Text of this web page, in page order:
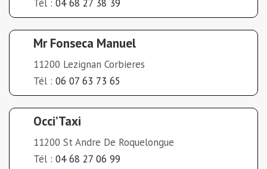
Tél : 04 68 27 38 39
Mr Fonseca Manuel
11200 Lezignan Corbieres
Tél : 06 07 63 73 65
Occi’Taxi
11200 St Andre De Roquelongue
Tél : 04 68 27 06 99